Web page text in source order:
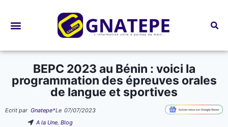
BEPC 2023 au Bénin : voici la
programmation des épreuves orales
de langue et sportives
Ecrit par Gnatepe*Le 07/07/2023
A la Une,Blog